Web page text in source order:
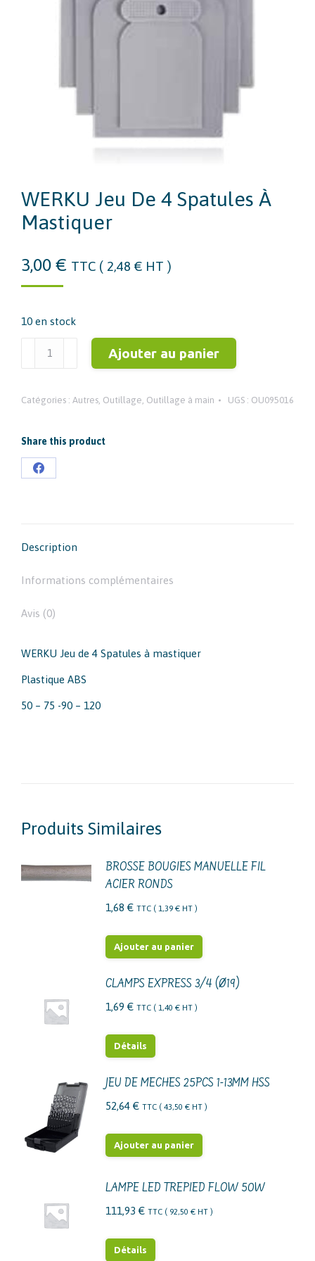
WERKU Jeu De 4 Spatules À
Mastiquer
3,00 € TTC ( 2,48 € HT )
10 en stock
quantité
Jeu
4
Spatules
à
Ajouter au panier
Catégories : Autres, Outillage, Outillage à main UGS : OU095016
Share this product
Partager
Description
Informations complémentaires
Avis (0)
WERKU Jeu de 4 Spatules à mastiquer
Plastique ABS
50 – 75 -90 – 120
Produits Similaires
BROSSE BOUGIES MANUELLE FIL
ACIER RONDS
1,68 € TTC ( 1,39 € HT )
Ajouter au panier
CLAMPS EXPRESS 3/4 (Ø19)
1,69 € TTC ( 1,40 € HT )
Détails
JEU DE MECHES 25PCS 1-13MM HSS
52,64 € TTC ( 43,50 € HT )
Ajouter au panier
LAMPE LED TREPIED FLOW 50W
111,93 € TTC ( 92,50 € HT )
Détails